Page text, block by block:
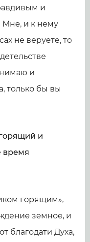
и
Мне, и к нему
не веруете, то
и
только бы вы
и
время
горящим»,
земное, и
благодати Духа,